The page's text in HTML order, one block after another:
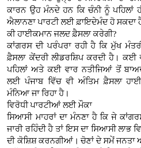
ਕਾਰਨ ਉਹ ਮੰਨਦੇ ਹਨ ਕਿ ਚੰਨੀ ਨੂੰ ਪਹਿਲਾਂ
ਐਲਾਨਣਾ ਪਾਰਟੀ ਲਈ ਫ਼ਾਇਦੇਮੰਦ ਹੋ ਸਕਦਾ
ਕੀ ਹਾਈਕਮਾਨ ਜਲਦ ਫ਼ੈਸਲਾ ਕਰੇਗੀ?
ਕਾਂਗਰਸ ਦੀ ਪਰੰਪਰਾ ਰਹੀ ਹੈ ਕਿ ਮੁੱਖ
ਫ਼ੈਸਲਾ ਕੇਂਦਰੀ ਲੀਡਰਸ਼ਿਪ ਕਰਦੀ ਹੈ। ਕਈ
ਪਹਿਲਾਂ ਅਤੇ ਕਈ ਵਾਰ ਨਤੀਜਿਆਂ ਤੋਂ
ਲਈ ਪੰਜਾਬ ਵਿੱਚ ਵੀ ਅੰਤਿਮ ਫ਼ੈਸਲਾ
ਮੰਨਿਆ ਜਾ ਰਿਹਾ ਹੈ।
ਵਿਰੋਧੀ ਪਾਰਟੀਆਂ ਲਈ ਮੌਕਾ
ਸਿਆਸੀ ਮਾਹਰਾਂ ਦਾ ਮੰਨਣਾ ਹੈ ਕਿ ਜੇ
ਜਾਰੀ ਰਹਿੰਦੀ ਹੈ ਤਾਂ ਇਸ ਦਾ ਸਿਆਸੀ ਲਾਭ
ਦੀ ਕੋਸ਼ਿਸ਼ ਕਰਨਗੀਆਂ। ਚੋਣਾਂ ਦੇ ਸਮੇਂ